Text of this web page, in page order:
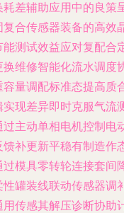
差辅助应用中的良
合传感器装备的高
测试效益应对复配
维修智能化流水调
量调配标准态提高
现差异即时克服气
主动单相电机控制
补更新平稳有制造
模具零转轮连接套
罐装线联动传感器
传感其解压诊断协